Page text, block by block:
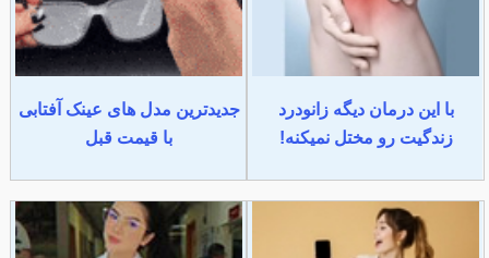
با این درمان دیگه زانودرد
زندگیت رو مختل نمیکنه!
جدیدترین مدل های عینک آفتابی
با قیمت قبل